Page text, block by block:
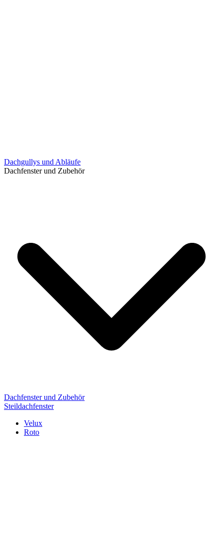
Dachgullys und Abläufe
Dachfenster und Zubehör
Dachfenster und Zubehör
Steildachfenster
Velux
Roto